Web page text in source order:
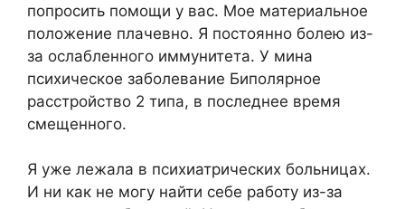
попросить помощи у вас. Мое материальное
положение плачевно. Я постоянно болею из-
за ослабленного иммунитета. У мина
психическое заболевание Биполярное
расстройство 2 типа, в последнее время
смещенного.
Я уже лежала в психиатрических больницах.
И ни как не могу найти себе работу из-за